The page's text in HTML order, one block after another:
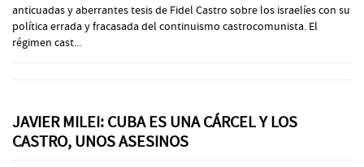
anticuadas y aberrantes tesis de Fidel Castro sobre los israelíes con su
política errada y fracasada del continuismo castrocomunista. El
régimen cast...
JAVIER MILEI: CUBA ES UNA CÁRCEL Y LOS
CASTRO, UNOS ASESINOS